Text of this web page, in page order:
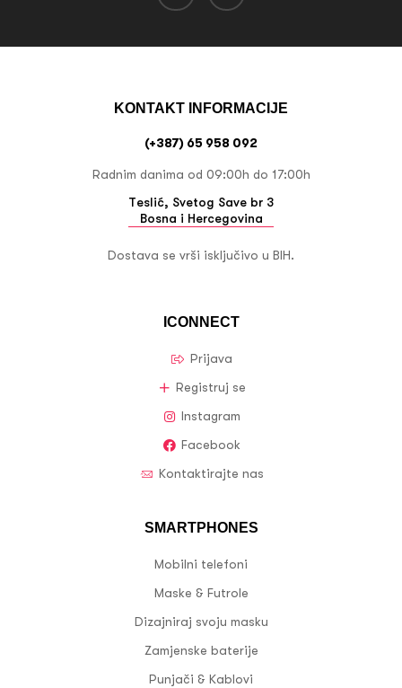
ICONNECT
Prijava
Registruj se
Instagram
Facebook
Kontaktirajte nas
SMARTPHONES
Mobilni telefoni
Maske & Futrole
Dizajniraj svoju masku
Zamjenske baterije
Punjači & Kablovi
KONTAKT INFORMACIJE
(+387) 65 958 092
Radnim danima od 09:00h do 17:00h
Teslić, Svetog Save br 3
Bosna i Hercegovina
Dostava se vrši isključivo u BIH.